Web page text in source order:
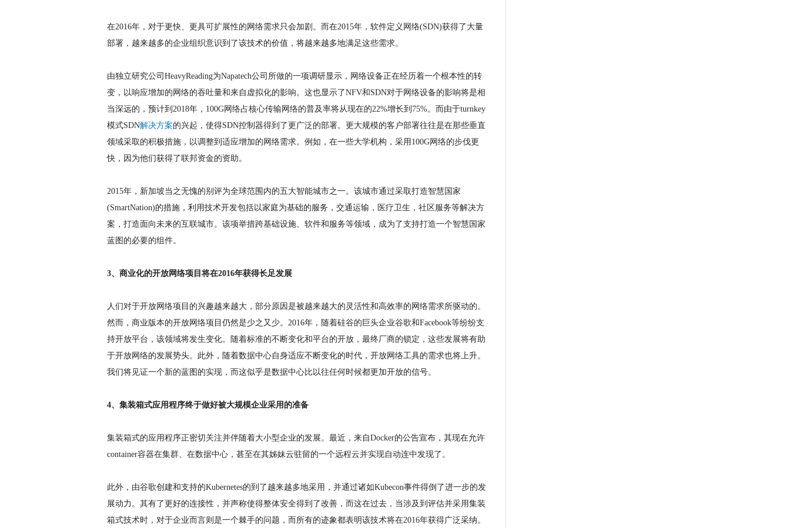
在2016年，对于更快、更具可扩展性的网络需求只会加剧。而在2015年，软件定义网络(SDN)获得了大量
部署，越来越多的企业组织意识到了该技术的价值，将越来越多地满足这些需求。
由独立研究公司HeavyReading为Napatech公司所做的一项调研显示，网络设备正在经历着一个根本性的转
变，以响应增加的网络的吞吐量和来自虚拟化的影响。这也显示了NFV和SDN对于网络设备的影响将是相
当深远的，预计到2018年，100G网络占核心传输网络的普及率将从现在的22%增长到75%。而由于turnkey
模式SDN解决方案的兴起，使得SDN控制器得到了更广泛的部署。更大规模的客户部署往往是在那些垂直
领域采取的积极措施，以调整到适应增加的网络需求。例如，在一些大学机构，采用100G网络的步伐更
快，因为他们获得了联邦资金的资助。
2015年，新加坡当之无愧的别评为全球范围内的五大智能城市之一。该城市通过采取打造智慧国家
(SmartNation)的措施，利用技术开发包括以家庭为基础的服务，交通运输，医疗卫生，社区服务等解决方
案，打造面向未来的互联城市。该项举措跨基础设施、软件和服务等领域，成为了支持打造一个智慧国家
蓝图的必要的组件。
3、商业化的开放网络项目将在2016年获得长足发展
人们对于开放网络项目的兴趣越来越大，部分原因是被越来越大的灵活性和高效率的网络需求所驱动的。
然而，商业版本的开放网络项目仍然是少之又少。2016年，随着硅谷的巨头企业谷歌和Facebook等纷纷支
持开放平台，该领域将发生变化。随着标准的不断变化和平台的开放，最终厂商的锁定，这些发展将有助
于开放网络的发展势头。此外，随着数据中心自身适应不断变化的时代，开放网络工具的需求也将上升。
我们将见证一个新的蓝图的实现，而这似乎是数据中心比以往任何时候都更加开放的信号。
4、集装箱式应用程序终于做好被大规模企业采用的准备
集装箱式的应用程序正密切关注并伴随着大小型企业的发展。最近，来自Docker的公告宣布，其现在允许
container容器在集群、在数据中心，甚至在其姊妹云驻留的一个远程云并实现自动连中发现了。
此外，由谷歌创建和支持的Kubernetes的到了越来越多地采用，并通过诸如Kubecon事件得倒了进一步的发
展动力。其有了更好的连接性，并声称使得整体安全得到了改善，而这在过去，当涉及到评估并采用集装
箱式技术时，对于企业而言则是一个棘手的问题，而所有的迹象都表明该技术将在2016年获得广泛采纳。